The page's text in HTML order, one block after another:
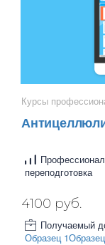
Курсы
переподготовка
4100 руб.
Получаемый
Образец 1